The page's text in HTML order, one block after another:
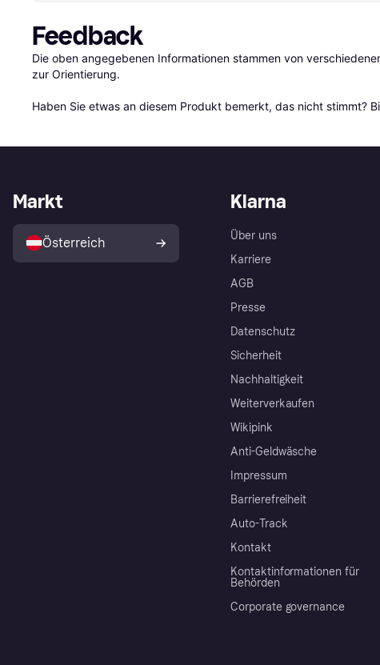
Feedback
Die oben angegebenen Informationen stammen von
zur Orientierung.
Haben Sie etwas an diesem Produkt bemerkt, das nicht stimmt?
Klarna
Über uns
Karriere
AGB
Presse
Datenschutz
Sicherheit
Nachhaltigkeit
Weiterverkaufen
Wikipink
Anti-Geldwäsche
Impressum
Barrierefreiheit
Auto-Track
Kontakt
Kontaktinformationen für
Behörden
Corporate governance
Markt
Österreich